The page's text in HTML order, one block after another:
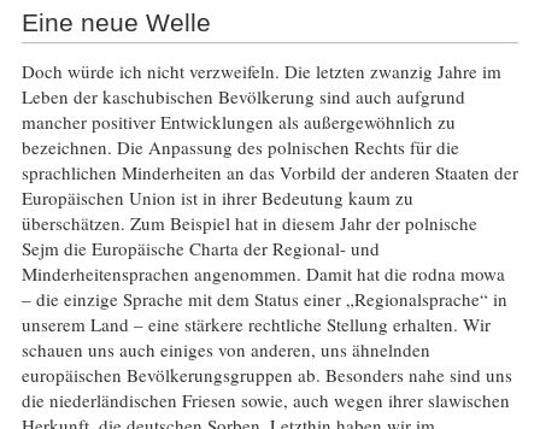
Eine neue Welle
Doch würde ich nicht verzweifeln. Die letzten zwanzig Jahre im
Leben der kaschubischen Bevölkerung sind auch aufgrund
mancher positiver Entwicklungen als außergewöhnlich zu
bezeichnen. Die Anpassung des polnischen Rechts für die
sprachlichen Minderheiten an das Vorbild der anderen Staaten der
Europäischen Union ist in ihrer Bedeutung kaum zu
überschätzen. Zum Beispiel hat in diesem Jahr der polnische
Sejm die Europäische Charta der Regional- und
Minderheitensprachen angenommen. Damit hat die rodna mowa
– die einzige Sprache mit dem Status einer „Regionalsprache“ in
unserem Land – eine stärkere rechtliche Stellung erhalten. Wir
schauen uns auch einiges von anderen, uns ähnelnden
europäischen Bevölkerungsgruppen ab. Besonders nahe sind uns
die niederländischen Friesen sowie, auch wegen ihrer slawischen